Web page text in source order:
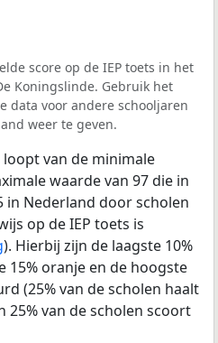
score op de IEP toets in het
Koningslinde. Gebruik het
data voor andere schooljaren
weer te geven.
van de minimale
waarde van 97 die in
in Nederland door scholen
op de IEP toets is
). Hierbij zijn de laagste 10%
15% oranje en de hoogste
(25% van de scholen haalt
25% van de scholen scoort